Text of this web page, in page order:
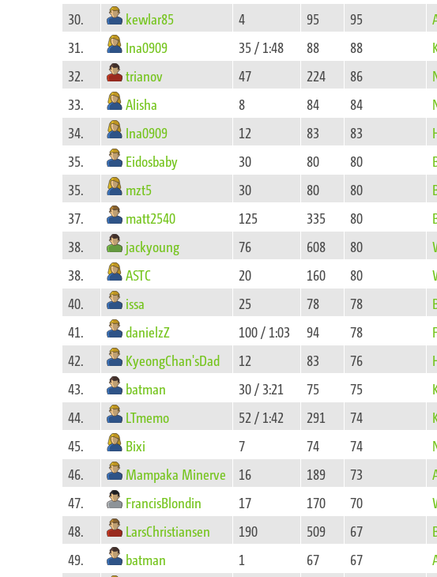
30.
kewlar85 4 95 95
31.
Ina0909 35 / 1:48 88 88
32.
trianov 47 224 86
33.
Alisha 8 84 84
34.
Ina0909 12 83 83
35.
Eidosbaby 30 80 80
35.
mzt5 30 80 80
37.
matt2540 125 335 80
38.
jackyoung 76 608 80
38.
ASTC 20 160 80
40.
issa 25 78 78
41.
danielzZ 100 / 1:03 94 78
42.
KyeongChan'sDad 12 83 76
43.
batman 30 / 3:21 75 75
44.
LTmemo 52 / 1:42 291 74
45.
Bixi 7 74 74
46.
Mampaka Minerve 16 189 73
47.
FrancisBlondin 17 170 70
48.
LarsChristiansen 190 509 67
49.
batman 1 67 67